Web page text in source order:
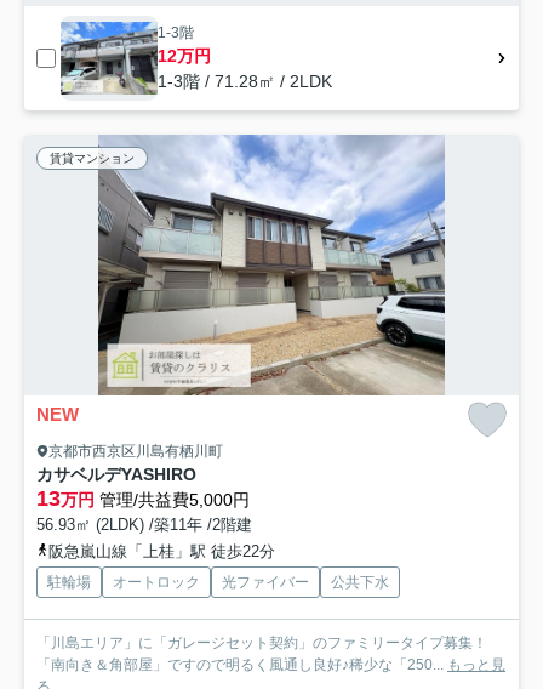
1-3階
12万円
1-3階 / 71.28㎡ / 2LDK
賃貸マンション
NEW
京都市西京区川島有栖川町
カサベルデYASHIRO
13万円 管理/共益費5,000円
56.93㎡ (2LDK) /築11年 /2階建
阪急嵐山線「上桂」駅 徒歩22分
駐輪場 オートロック 光ファイバー 公共下水
「川島エリア」に「ガレージセット契約」のファミリータイプ募集！
「南向き＆角部屋」ですので明るく風通し良好♪稀少な「250... もっと見